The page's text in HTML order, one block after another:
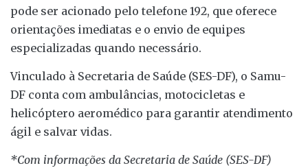
pode ser acionado pelo telefone 192, que oferece
orientações imediatas e o envio de equipes
especializadas quando necessário.
Vinculado à Secretaria de Saúde (SES-DF), o Samu-
DF conta com ambulâncias, motocicletas e
helicóptero aeromédico para garantir atendimento
ágil e salvar vidas.
*Com informações da Secretaria de Saúde (SES-DF)